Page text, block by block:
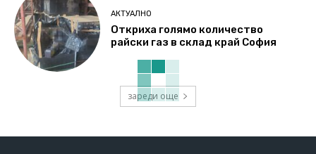
АКТУАЛНО
Откриха голямо количество
райски газ в склад край София
зареди още